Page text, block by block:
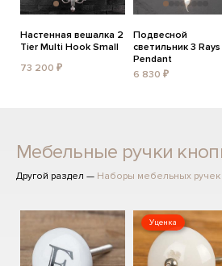
Настенная вешалка 2
Tier Multi Hook Small
73 200 ₽
Подвесной
светильник 3 Rays
Pendant
6 830 ₽
Мебельные ручки
Другой раздел — Наборы мебельных ручек
Уценка